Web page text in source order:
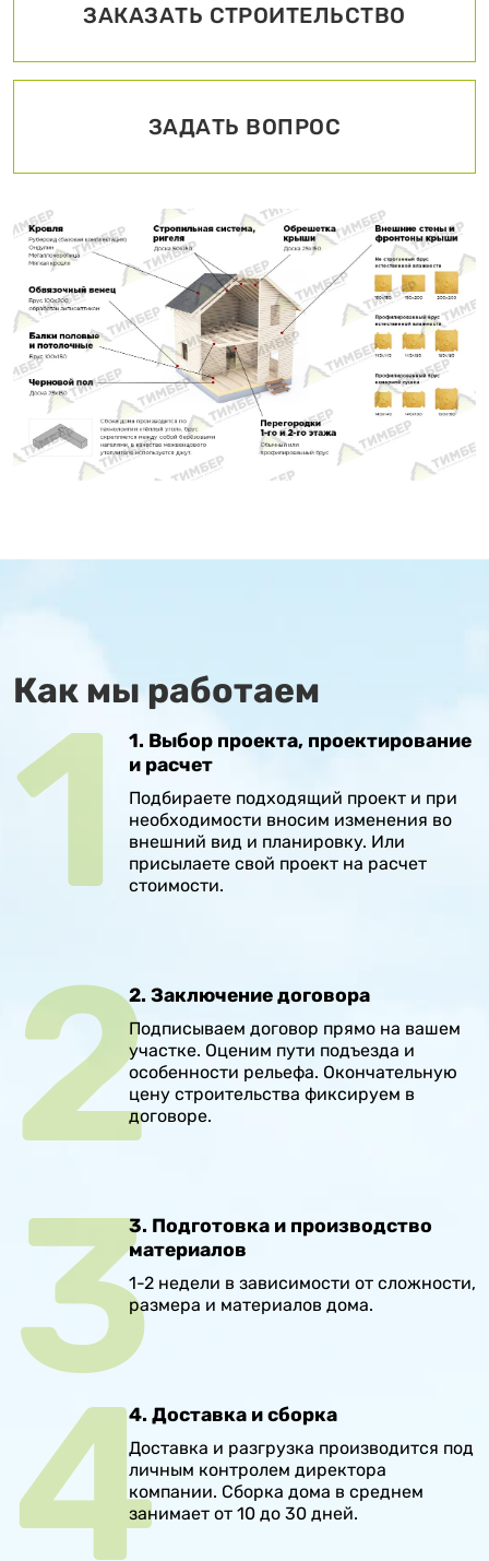
ЗАКАЗАТЬ СТРОИТЕЛЬСТВО
ЗАДАТЬ ВОПРОС
Как мы работаем
1. Выбор проекта, проектирование
и расчет
Подбираете подходящий проект и при
необходимости вносим изменения во
внешний вид и планировку. Или
присылаете свой проект на расчет
стоимости.
2. Заключение договора
Подписываем договор прямо на вашем
участке. Оценим пути подъезда и
особенности рельефа. Окончательную
цену строительства фиксируем в
договоре.
3. Подготовка и производство
материалов
1-2 недели в зависимости от сложности,
размера и материалов дома.
4. Доставка и сборка
Доставка и разгрузка производится под
личным контролем директора
компании. Сборка дома в среднем
занимает от 10 до 30 дней.